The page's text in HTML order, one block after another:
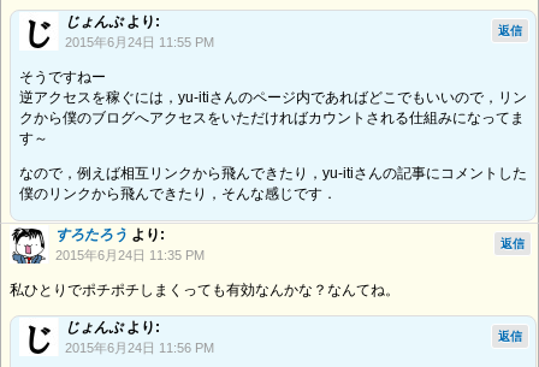
じょんぷ より:
2015年6月24日 11:55 PM
そうですねー
逆アクセスを稼ぐには，yu-itiさんのページ内であればどこでもいいので，リン
クから僕のブログへアクセスをいただければカウントされる仕組みになってま
す～
なので，例えば相互リンクから飛んできたり，yu-itiさんの記事にコメントした
僕のリンクから飛んできたり，そんな感じです．
返信
すろたろう より:
2015年6月24日 11:35 PM
私ひとりでポチポチしまくっても有効なんかな？なんてね。
返信
じょんぷ より:
2015年6月24日 11:56 PM
返信